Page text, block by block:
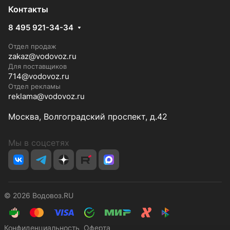
Контакты
8 495 921-34-34
Отдел продаж
zakaz@vodovoz.ru
Для поставщиков
714@vodovoz.ru
Отдел рекламы
reklama@vodovoz.ru
Москва, Волгоградский проспект, д.42
Мы в соцсетях
© 2026 Водовоз.RU
Конфиденциальность Оферта